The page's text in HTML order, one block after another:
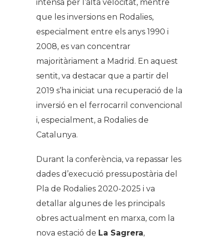
intensa per l’alta velocitat, mentre
que les inversions en Rodalies,
especialment entre els anys 1990 i
2008, es van concentrar
majoritàriament a Madrid. En aquest
sentit, va destacar que a partir del
2019 s’ha iniciat una recuperació de la
inversió en el ferrocarril convencional
i, especialment, a Rodalies de
Catalunya.
Durant la conferència, va repassar les
dades d’execució pressupostària del
Pla de Rodalies 2020-2025 i va
detallar algunes de les principals
obres actualment en marxa, com la
nova estació de La Sagrera,